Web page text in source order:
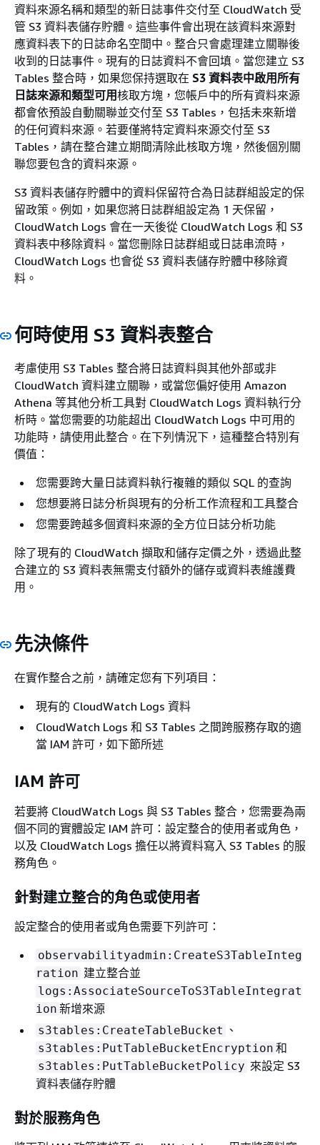
資料來源名稱和類型的新日誌事件交付至 CloudWatch 受
管 S3 資料表儲存貯體。這些事件會出現在該資料來源對
應資料表下的日誌命名空間中。整合只會處理建立關聯後
收到的日誌事件。現有的日誌資料不會回填。當您建立 S3
Tables 整合時，如果您保持選取在 S3 資料表中啟用所有
日誌來源和類型可用核取方塊，您帳戶中的所有資料來源
都會依預設自動關聯並交付至 S3 Tables，包括未來新增
的任何資料來源。若要僅將特定資料來源交付至 S3
Tables，請在整合建立期間清除此核取方塊，然後個別關
聯您要包含的資料來源。
S3 資料表儲存貯體中的資料保留符合為日誌群組設定的保
留政策。例如，如果您將日誌群組設定為 1 天保留，
CloudWatch Logs 會在一天後從 CloudWatch Logs 和 S3
資料表中移除資料。當您刪除日誌群組或日誌串流時，
CloudWatch Logs 也會從 S3 資料表儲存貯體中移除資
料。
何時使用 S3 資料表整合
考慮使用 S3 Tables 整合將日誌資料與其他外部或非
CloudWatch 資料建立關聯，或當您偏好使用 Amazon
Athena 等其他分析工具對 CloudWatch Logs 資料執行分
析時。當您需要的功能超出 CloudWatch Logs 中可用的
功能時，請使用此整合。在下列情況下，這種整合特別有
價值：
您需要跨大量日誌資料執行複雜的類似 SQL 的查詢
您想要將日誌分析與現有的分析工作流程和工具整合
您需要跨越多個資料來源的全方位日誌分析功能
除了現有的 CloudWatch 擷取和儲存定價之外，透過此整
合建立的 S3 資料表無需支付額外的儲存或資料表維護費
用。
先決條件
在實作整合之前，請確定您有下列項目：
現有的 CloudWatch Logs 資料
CloudWatch Logs 和 S3 Tables 之間跨服務存取的適
當 IAM 許可，如下節所述
IAM 許可
若要將 CloudWatch Logs 與 S3 Tables 整合，您需要為兩
個不同的實體設定 IAM 許可：設定整合的使用者或角色，
以及 CloudWatch Logs 擔任以將資料寫入 S3 Tables 的服
務角色。
針對建立整合的角色或使用者
設定整合的使用者或角色需要下列許可：
observabilityadmin:CreateS3TableInteg
ration 建立整合並
logs:AssociateSourceToS3TableIntegrat
ion 新增來源
s3tables:CreateTableBucket 、
s3tables:PutTableBucketEncryption 和
s3tables:PutTableBucketPolicy 來設定 S3
資料表儲存貯體
對於服務角色